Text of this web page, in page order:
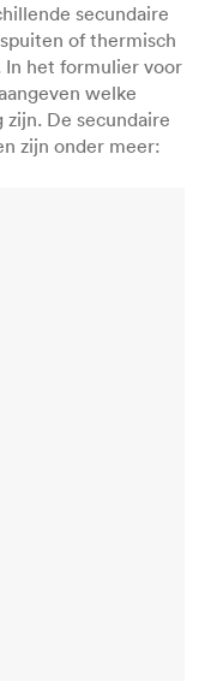
secundaire
of thermisch
In het formulier voor
welke
De secundaire
zijn onder meer: